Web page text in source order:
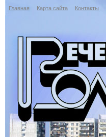
Главная Карта сайта Контакты